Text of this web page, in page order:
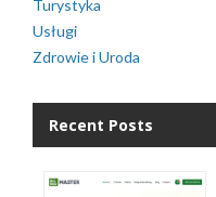
Turystyka
Usługi
Zdrowie i Uroda
Recent Posts